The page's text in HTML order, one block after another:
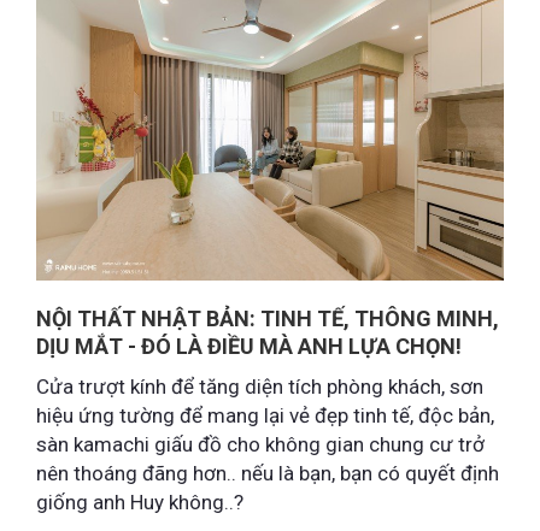
NỘI THẤT NHẬT BẢN: TINH TẾ, THÔNG MINH,
DỊU MẮT - ĐÓ LÀ ĐIỀU MÀ ANH LỰA CHỌN!
Cửa trượt kính để tăng diện tích phòng khách, sơn
hiệu ứng tường để mang lại vẻ đẹp tinh tế, độc bản,
sàn kamachi giấu đồ cho không gian chung cư trở
nên thoáng đãng hơn.. nếu là bạn, bạn có quyết định
giống anh Huy không..?